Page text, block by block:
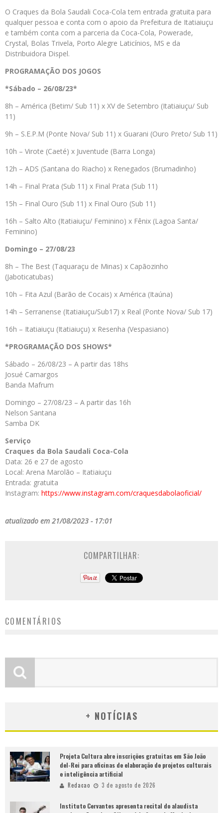
O Craques da Bola Saudali Coca-Cola tem entrada gratuita para
qualquer pessoa e conta com o apoio da Prefeitura de Itatiaiuçu
e também conta com a parceria da Coca-Cola, Powerade,
Crystal, Bolas Trivela, Porto Alegre Laticínios, MS e da
Distribuidora Dispel.
PROGRAMAÇÃO DOS JOGOS
*Sábado – 26/08/23*
8h – América (Betim/ Sub 11) x XV de Setembro (Itatiaiuçu/ Sub
11)
9h – S.E.P.M (Ponte Nova/ Sub 11) x Guarani (Ouro Preto/ Sub 11)
10h – Virote (Caeté) x Juventude (Barra Longa)
12h – ADS (Santana do Riacho) x Renegados (Brumadinho)
14h – Final Prata (Sub 11) x Final Prata (Sub 11)
15h – Final Ouro (Sub 11) x Final Ouro (Sub 11)
16h – Salto Alto (Itatiaiuçu/ Feminino) x Fênix (Lagoa Santa/
Feminino)
Domingo – 27/08/23
8h – The Best (Taquaraçu de Minas) x Capãozinho
(Jaboticatubas)
10h – Fita Azul (Barão de Cocais) x América (Itaúna)
14h – Serranense (Itatiaiuçu/Sub17) x Real (Ponte Nova/ Sub 17)
16h – Itatiaiuçu (Itatiaiuçu) x Resenha (Vespasiano)
*PROGRAMAÇÃO DOS SHOWS*
Sábado – 26/08/23 – A partir das 18hs
Josué Camargos
Banda Mafrum
Domingo – 27/08/23 – A partir das 16h
Nelson Santana
Samba DK
Serviço
Craques da Bola Saudali Coca-Cola
Data: 26 e 27 de agosto
Local: Arena Marolão – Itatiaiuçu
Entrada: gratuita
Instagram: https://www.instagram.com/craquesdabolaoficial/
atualizado em 21/08/2023 - 17:01
COMPARTILHAR:
COMENTÁRIOS
+ NOTÍCIAS
Projeta Cultura abre inscrições gratuitas em São João
del-Rei para oficinas de elaboração de projetos culturais
e inteligência artificial
Redacao 3 de agosto de 2026
Instituto Cervantes apresenta recital do alaudista